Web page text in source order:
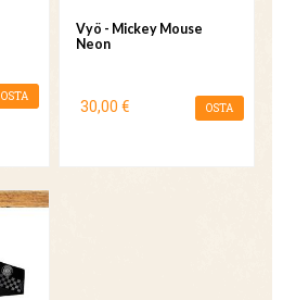
OSTA
Vyö - Mickey Mouse
Neon
30,00 € OSTA